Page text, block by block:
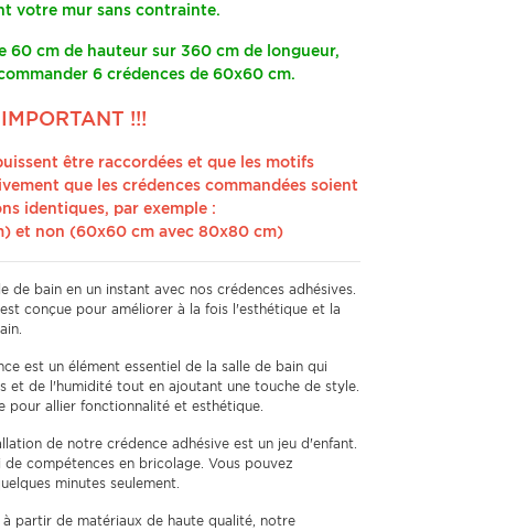
votre mur sans contrainte.
60 cm de hauteur sur 360 cm de longueur,
6 crédences de 60x60 cm.
!!!
être raccordées et que les motifs
que les crédences commandées soient
identiques, par exemple :
et non (60x60 cm avec 80x80 cm)
de bain en un instant avec nos crédences adhésives.
conçue pour améliorer à la fois l'esthétique et la
est un élément essentiel de la salle de bain qui
et de l'humidité tout en ajoutant une touche de style.
pour allier fonctionnalité et esthétique.
de notre crédence adhésive est un jeu d'enfant.
compétences en bricolage. Vous pouvez
minutes seulement.
à partir de matériaux de haute qualité, notre